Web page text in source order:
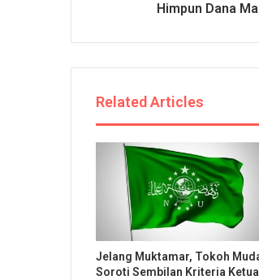
Himpun Dana
Related Articles
Jelang Muktamar, Tokoh
Soroti Sembilan Kriteria Ketua